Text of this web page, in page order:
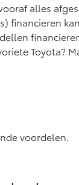
alles
financieren
Toyota?
voordelen.